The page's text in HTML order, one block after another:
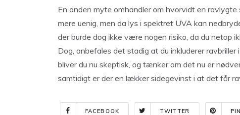
En anden myte omhandler om hvorvidt en
mere uenig, men da lys i spektret UVA kan
der burde dog ikke være nogen risiko, da du netop
Dog, anbefales det stadig at du inkluderer
bliver du nu skeptisk, og tænker om det nu er
samtidigt er der en lækker sidegevinst i at det får
FACEBOOK TWITTER